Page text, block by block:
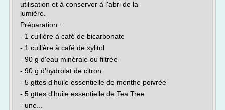
utilisation et à conserver à l'abri de la
lumière.
Préparation :
- 1 cuillère à café de bicarbonate
- 1 cuillère à café de xylitol
- 90 g d'eau minérale ou filtrée
- 90 g d'hydrolat de citron
- 5 gttes d'huile essentielle de menthe poivrée
- 5 gttes d'huile essentielle de Tea Tree
- une...